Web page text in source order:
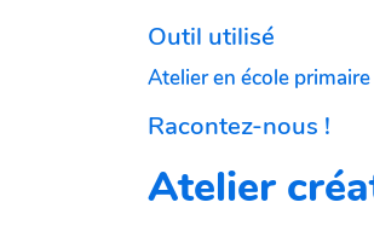
Outil utilisé
Atelier en école primaire
Racontez-nous !
Atelier